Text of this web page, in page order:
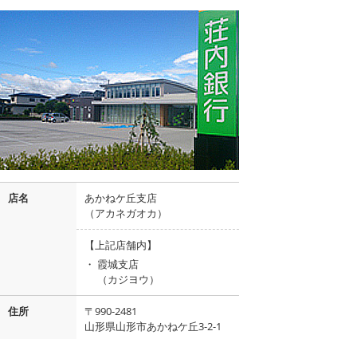
店名
あかねケ丘支店
（アカネガオカ）
【上記店舗内】
・ 霞城支店
（カジヨウ）
住所
〒990-2481
山形県山形市あかねケ丘3-2-1